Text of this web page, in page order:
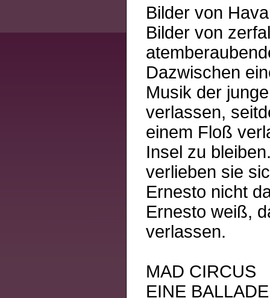
Bilder von
Bilder von
Dazwischen
Musik der
verlassen,
einem Floß
Insel zu
verlieben sie
Ernesto nicht
Ernesto weiß,
verlassen.
MAD CIRCUS
EINE